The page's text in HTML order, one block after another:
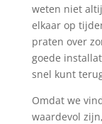
weten niet
elkaar op
praten over
goede
snel kunt
Omdat we
waardevol